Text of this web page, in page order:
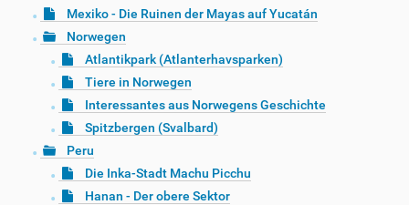
Mexiko - Die Ruinen der Mayas auf Yucatán
Norwegen
Atlantikpark (Atlanterhavsparken)
Tiere in Norwegen
Interessantes aus Norwegens Geschichte
Spitzbergen (Svalbard)
Peru
Die Inka-Stadt Machu Picchu
Hanan - Der obere Sektor